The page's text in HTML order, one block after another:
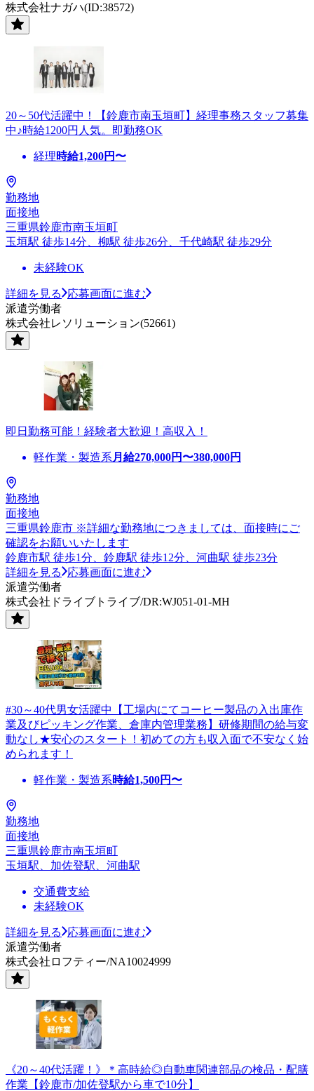
株式会社ナガハ(ID:38572)
20～50代活躍中！【鈴鹿市南玉垣町】経理事務スタッフ募集
中♪時給1200円人気。即勤務OK
経理時給1,200円〜
勤務地
面接地
三重県鈴鹿市南玉垣町
玉垣駅 徒歩14分、柳駅 徒歩26分、千代崎駅 徒歩29分
未経験OK
詳細を見る
応募画面に進む
派遣労働者
株式会社レソリューション(52661)
即日勤務可能！経験者大歓迎！高収入！
軽作業・製造系 月給270,000円〜380,000円
勤務地
面接地
三重県鈴鹿市 ※詳細な勤務地につきましては、面接時にご
確認をお願いいたします
鈴鹿市駅 徒歩1分、鈴鹿駅 徒歩12分、河曲駅 徒歩23分
詳細を見る
応募画面に進む
派遣労働者
株式会社ドライブトライブ/DR:WJ051-01-MH
#30～40代男女活躍中【工場内にてコーヒー製品の入出庫作
業及びピッキング作業、倉庫内管理業務】研修期間の給与変
動なし★安心のスタート！初めての方も収入面で不安なく始
められます！
軽作業・製造系時給1,500円〜
勤務地
面接地
三重県鈴鹿市南玉垣町
玉垣駅、加佐登駅、河曲駅
交通費支給
未経験OK
詳細を見る
応募画面に進む
派遣労働者
株式会社ロフティー/NA10024999
《20～40代活躍！》＊高時給◎自動車関連部品の検品・配膳
作業【鈴鹿市/加佐登駅から車で10分】